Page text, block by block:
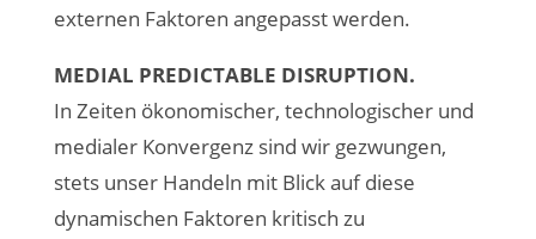
externen Faktoren angepasst werden.
MEDIAL PREDICTABLE DISRUPTION.
In Zeiten ökonomischer, technologischer und
medialer Konvergenz sind wir gezwungen,
stets unser Handeln mit Blick auf diese
dynamischen Faktoren kritisch zu